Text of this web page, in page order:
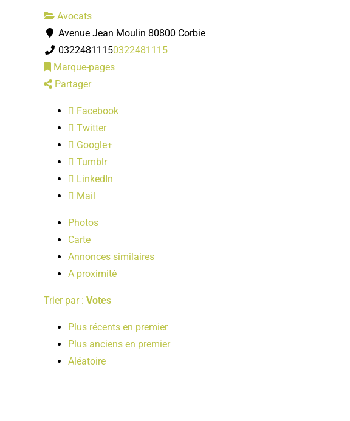
Avocats
Avenue Jean Moulin 80800 Corbie
03224811150322481115
Marque-pages
Partager
Facebook
Twitter
Google+
Tumblr
LinkedIn
Mail
Photos
Carte
Annonces similaires
A proximité
Trier par : Votes
Plus récents en premier
Plus anciens en premier
Aléatoire